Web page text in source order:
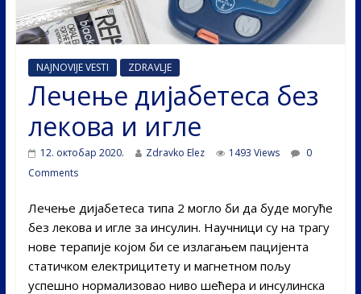
NAJNOVIJE VESTI ZDRAVLJE
Лечење дијабетеса без
лекова и игле
12. октобар 2020. Zdravko Elez 1493 Views
0
Comments
Лечење дијабетеса типа 2 могло би да буде могуће
без лекова и игле за инсулин. Научници су на трагу
нове терапије којом би се излагањем пацијента
статичком електрицитету и магнетном пољу
успешно нормализовао ниво шећера и инсулинска